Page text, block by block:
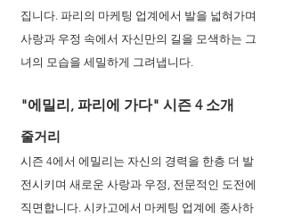
집니다. 파리의 마케팅 업계에서 발을 넓혀가며
사랑과 우정 속에서 자신만의 길을 모색하는 그
녀의 모습을 세밀하게 그려냅니다.
"에밀리, 파리에 가다" 시즌 4 소개
줄거리
시즌 4에서 에밀리는 자신의 경력을 한층 더 발
전시키며 새로운 사랑과 우정, 전문적인 도전에
직면합니다. 시카고에서 마케팅 업계에 종사하